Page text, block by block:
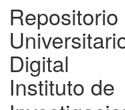
Repositorio
Digital
Instituto de